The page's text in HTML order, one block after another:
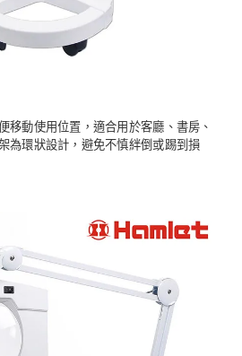
移動使用位置，適合用於客廳、書房、
為環狀設計，避免不慎絆倒或踢到損